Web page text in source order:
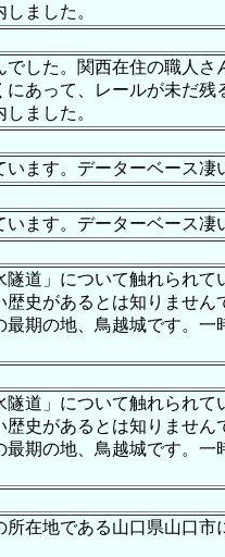
ました。
でした。関西在住の職人
にあって、レールが未だ
ました。
います。データーベース
います。データーベース
隧道」について触れられ
歴史があるとは知りませ
最期の地、鳥越城です。
隧道」について触れられ
歴史があるとは知りませ
最期の地、鳥越城です。
所在地である山口県山口